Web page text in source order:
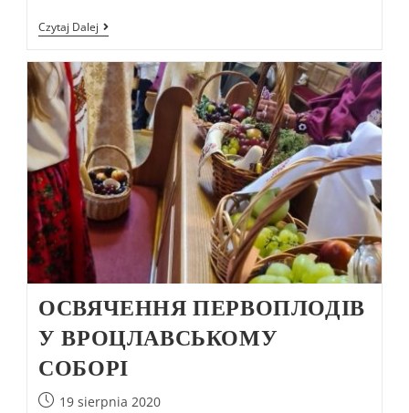
Czytaj Dalej
ОСВЯЧЕННЯ ПЕРВОПЛОДІВ
У ВРОЦЛАВСЬКОМУ
СОБОРІ
19 sierpnia 2020